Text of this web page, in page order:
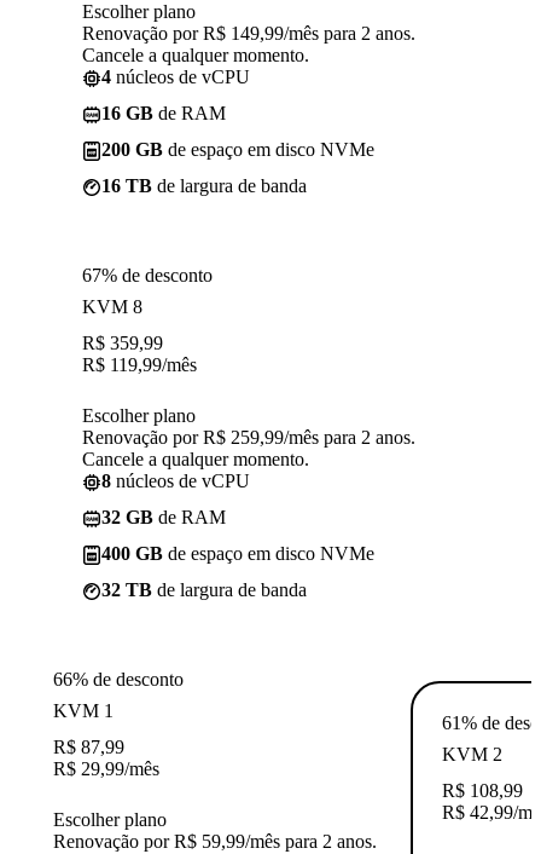
Escolher plano
Renovação por R$ 149,99/mês para 2 anos.
Cancele a qualquer momento.
4 núcleos de vCPU
16 GB de RAM
200 GB de espaço em disco NVMe
16 TB de largura de banda
67% de desconto
KVM 8
R$ 359,99
R$ 119,99/mês
Escolher plano
Renovação por R$ 259,99/mês para 2 anos.
Cancele a qualquer momento.
8 núcleos de vCPU
32 GB de RAM
400 GB de espaço em disco NVMe
32 TB de largura de banda
66% de desconto
KVM 1
R$ 87,99
R$ 29,99/mês
Escolher plano
Renovação por R$ 59,99/mês para 2 anos.
61% de
KVM 2
R$ 108,99
R$ 42,99/